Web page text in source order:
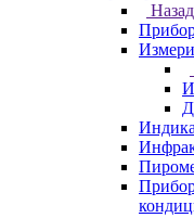
Назад